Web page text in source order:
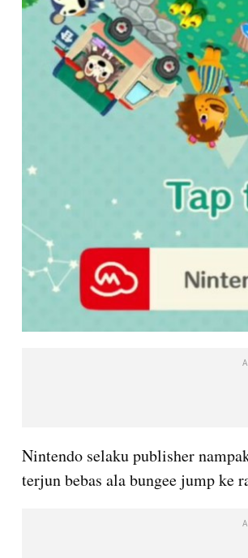
Nintendo selaku publisher
terjun bebas ala bungee jump ke